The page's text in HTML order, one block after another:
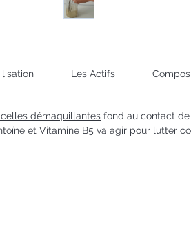
Les Actifs
démaquillantes fond au contact
et Vitamine B5 va agir pour lutter